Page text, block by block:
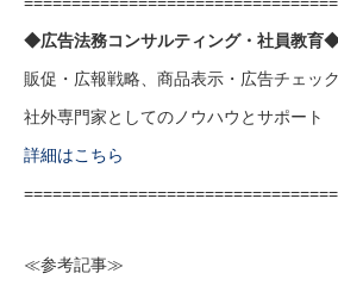
◆広告法務コンサルティング・社員教育
販促・広報戦略、商品表示・広告チェッ
社外専門家としてのノウハウとサポート
詳細はこちら
≪参考記事≫